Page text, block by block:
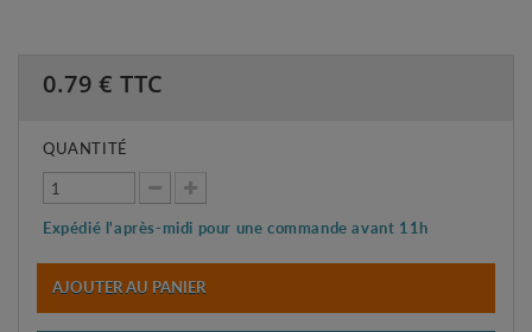
0.79 € TTC
QUANTITÉ
Expédié l'après-midi pour une commande avant 11h
AJOUTER AU PANIER